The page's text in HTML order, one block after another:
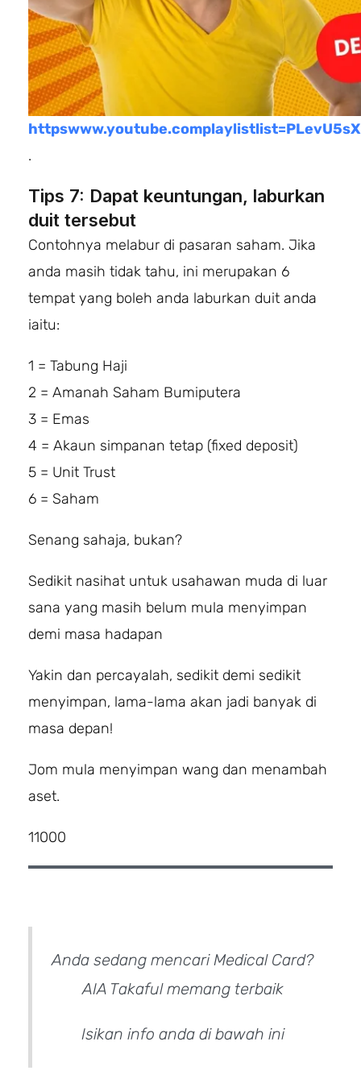
.
Tips 7: Dapat keuntungan, laburkan
duit tersebut
Contohnya melabur di pasaran saham. Jika
anda masih tidak tahu, ini merupakan 6
tempat yang boleh anda laburkan duit anda
iaitu:
1 = Tabung Haji
2 = Amanah Saham Bumiputera
3 = Emas
4 = Akaun simpanan tetap (fixed deposit)
5 = Unit Trust
6 = Saham
Senang sahaja, bukan?
Sedikit nasihat untuk usahawan muda di luar
sana yang masih belum mula menyimpan
demi masa hadapan
Yakin dan percayalah, sedikit demi sedikit
menyimpan, lama-lama akan jadi banyak di
masa depan!
Jom mula menyimpan wang dan menambah
aset.
11000
Anda sedang mencari Medical Card?
AIA Takaful memang terbaik
Isikan info anda di bawah ini